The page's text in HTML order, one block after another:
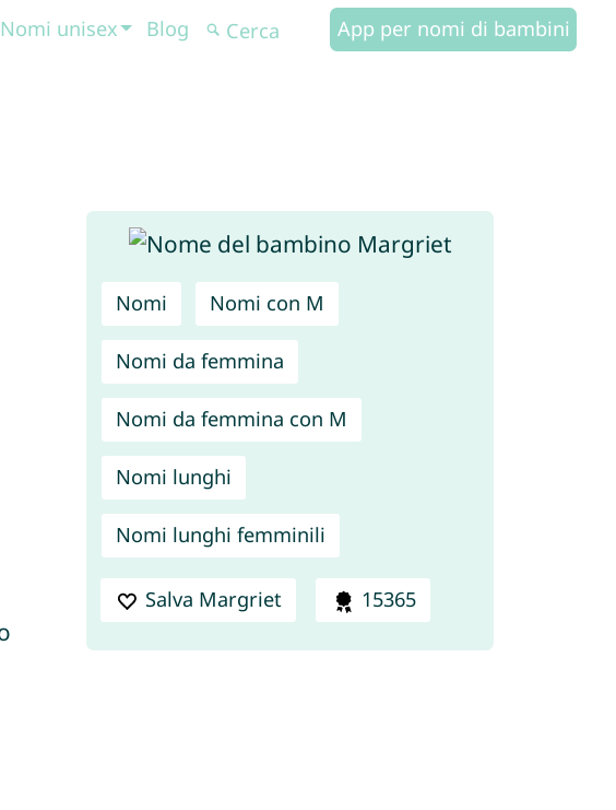
Nomi unisex Blog App per nomi di bambini
Nomi Nomi con M
Nomi da femmina
Nomi da femmina con M
Nomi lunghi
Nomi lunghi femminili
Salva Margriet 15365